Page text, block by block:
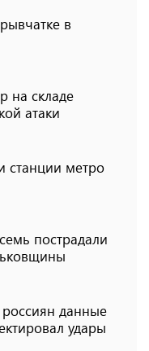
в
на складе
атаки
станции метро
пострадали
данные
удары